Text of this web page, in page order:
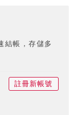
結帳，存儲多
註冊新帳號